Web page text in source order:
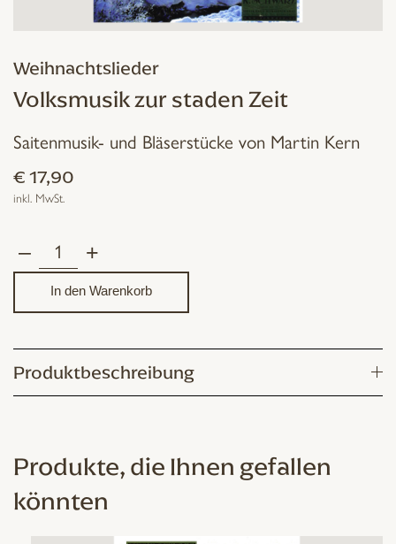
Weihnachtslieder
Volksmusik zur staden Zeit
Saitenmusik- und Bläserstücke von Martin Kern
€ 17,90
inkl. MwSt.
–
Volksmusik
staden
Menge
+
In den Warenkorb
Produktbeschreibung
Produkte, die Ihnen gefallen
könnten